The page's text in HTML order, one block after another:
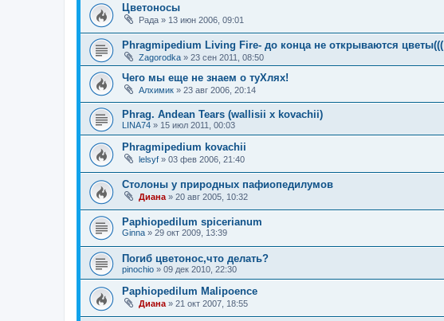
Цветоносы
Рада » 13 июн 2006, 09:01
Phragmipedium Living Fire- до конца не открываются цветы(((
Zagorodka » 23 сен 2011, 08:50
Чего мы еще не знаем о туХлях!
Алхимик » 23 авг 2006, 20:14
Phrag. Andean Tears (wallisii x kovachii)
LINA74 » 15 июл 2011, 00:03
Phragmipedium kovachii
lelsyf » 03 фев 2006, 21:40
Столоны у природных пафиопедилумов
Диана » 20 авг 2005, 10:32
Paphiopedilum spicerianum
Ginna » 29 окт 2009, 13:39
Погиб цветонос,что делать?
pinochio » 09 дек 2010, 22:30
Paphiopedilum Malipoence
Диана » 21 окт 2007, 18:55